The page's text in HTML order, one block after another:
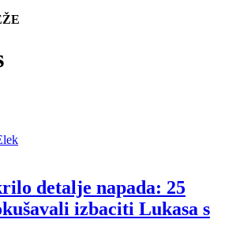
detalje napada: 25
izbaciti Lukasa s